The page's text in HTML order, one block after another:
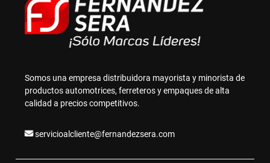
Somos una empresa distribuidora mayorista y minorista de
productos automotrices, ferreteros y empaques de alta
calidad a precios competitivos.
servicioalcliente@fernandezsera.com